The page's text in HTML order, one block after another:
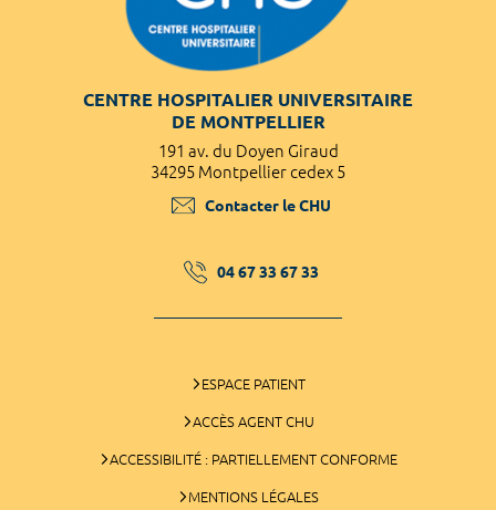
CENTRE HOSPITALIER UNIVERSITAIRE
DE MONTPELLIER
191 av. du Doyen Giraud
34295 Montpellier cedex 5
Contacter le CHU
04 67 33 67 33
ESPACE PATIENT
ACCÈS AGENT CHU
ACCESSIBILITÉ : PARTIELLEMENT CONFORME
MENTIONS LÉGALES